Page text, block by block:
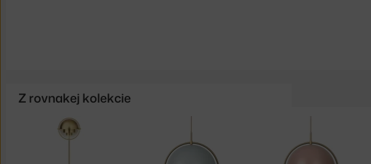
Z rovnakej kolekcie